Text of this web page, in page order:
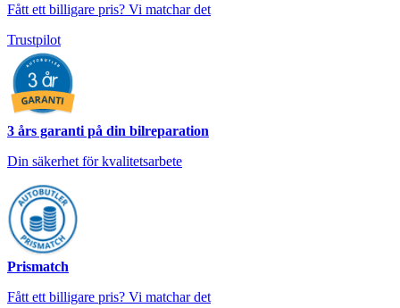
Fått ett billigare pris? Vi matchar det
Trustpilot
3 års garanti på din bilreparation
Din säkerhet för kvalitetsarbete
Prismatch
Fått ett billigare pris? Vi matchar det